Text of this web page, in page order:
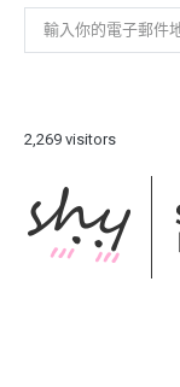
輸入你的電子郵件地址…
2,269 visitors